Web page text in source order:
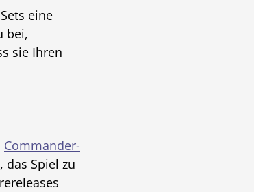
eine
bei,
sie Ihren
Commander-
das Spiel zu